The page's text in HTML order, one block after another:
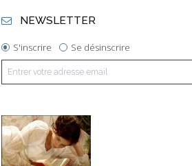
NEWSLETTER
S'inscrire Se désinscrire